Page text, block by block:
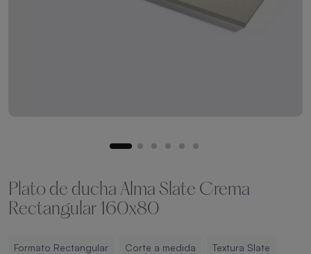
Plato de ducha Alma Slate Crema
Rectangular 160x80
Formato Rectangular Corte a medida Textura Slate